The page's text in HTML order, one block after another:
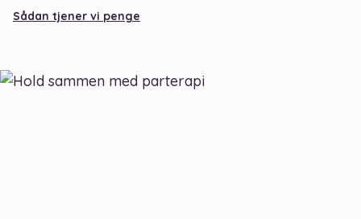
Sådan tjener vi penge